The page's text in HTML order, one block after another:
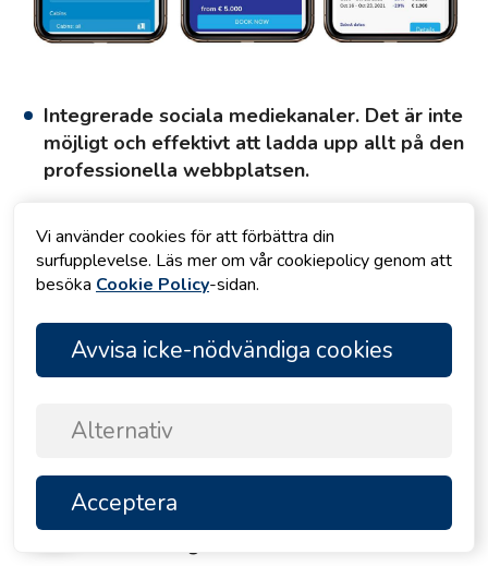
Integrerade sociala mediekanaler. Det är inte
möjligt och effektivt att ladda upp allt på den
professionella webbplatsen.
Men att hitta dessa sociala mediekanaler för
uthyrningsföretaget är inte så lätt för alla. En av de
mest spännande sakerna med vår webbplats är att
vi har integrerat några sociala medier och
professionella informationsplattformar direkt på
webbplatsen. Några av dessa är:
Facebook
Instagram
YouTube
Vi använder cookies för att förbättra din
surfupplevelse. Läs mer om vår cookiepolicy genom att
besöka Cookie Policy-sidan.
Avvisa icke-nödvändiga cookies
Alternativ
Acceptera